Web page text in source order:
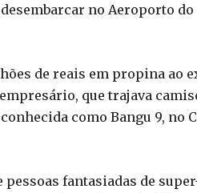
no Aeroporto do
de reais em propina ao
que trajava
como Bangu 9, no
pessoas fantasiadas de